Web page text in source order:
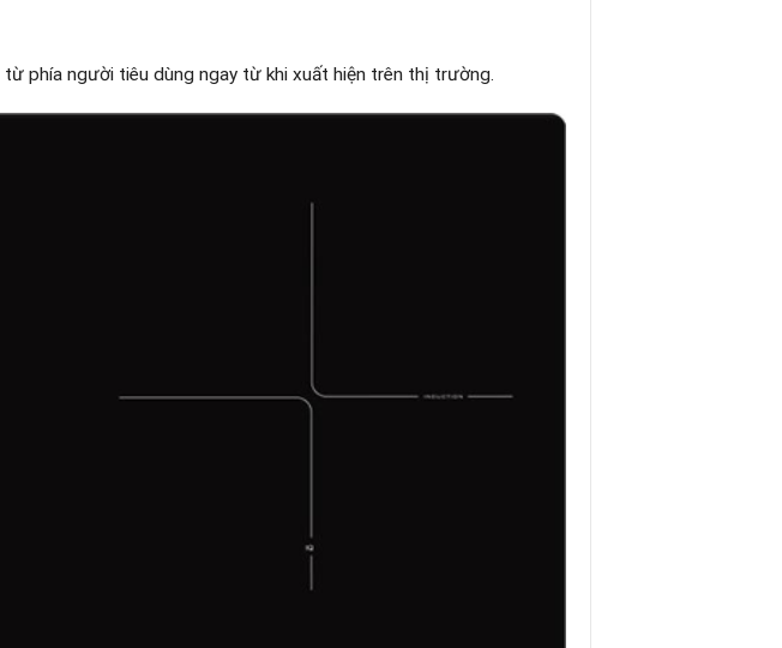
phía người tiêu dùng ngay từ khi xuất hiện trên thị trường.